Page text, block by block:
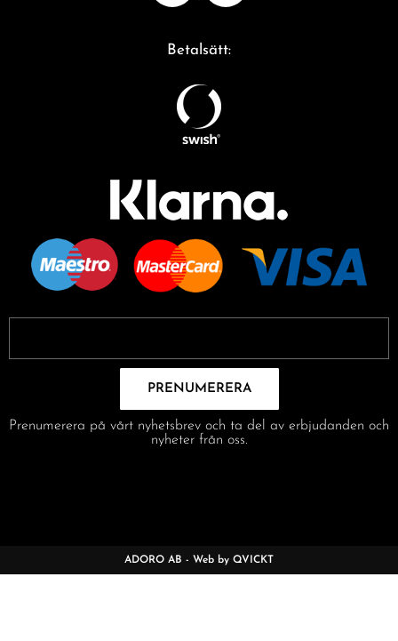
Betalsätt:
PRENUMERERA
Prenumerera på vårt nyhetsbrev och ta del av erbjudanden och
nyheter från oss.
ADORO AB - Web by QVICKT